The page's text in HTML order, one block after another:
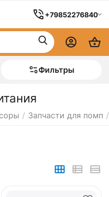
+79852276840
Фильтры
/ Запчасти для помп /